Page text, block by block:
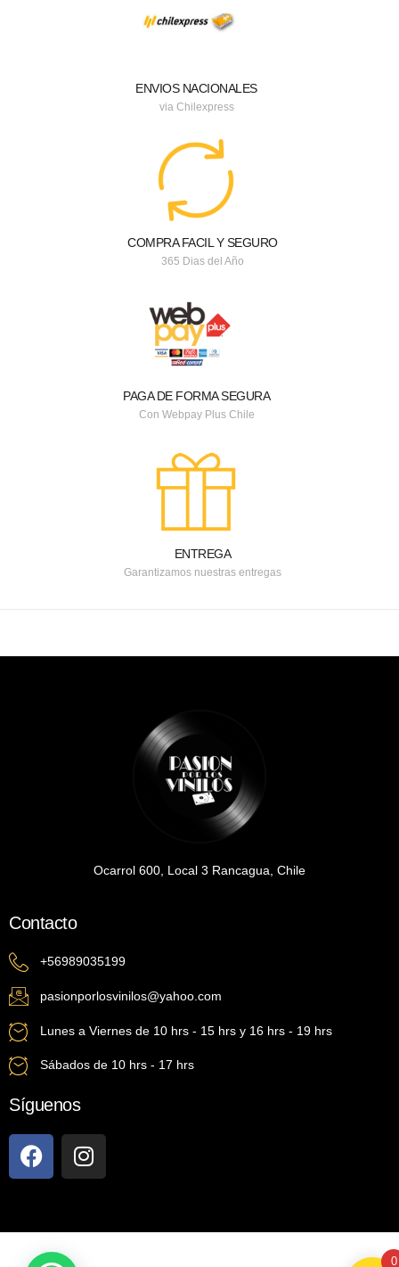
ENVIOS NACIONALES
via Chilexpress
COMPRA FACIL Y SEGURO
365 Dias del Año
PAGA DE FORMA SEGURA
Con Webpay Plus Chile
ENTREGA
Garantizamos nuestras entregas
Ocarrol 600, Local 3 Rancagua, Chile
Contacto
+56989035199
pasionporlosvinilos@yahoo.com
Lunes a Viernes de 10 hrs - 15 hrs y 16 hrs - 19 hrs
Sábados de 10 hrs - 17 hrs
Síguenos
0